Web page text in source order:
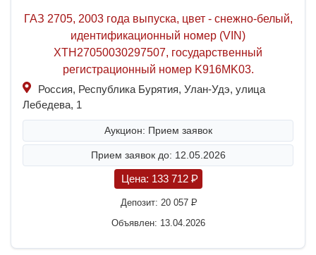
ГАЗ 2705, 2003 года выпуска, цвет - снежно-белый,
идентификационный номер (VIN)
XTH27050030297507, государственный
регистрационный номер K916MK03.
Россия, Республика Бурятия, Улан-Удэ, улица
Лебедева, 1
Аукцион: Прием заявок
Прием заявок до: 12.05.2026
Цена: 133 712 P
Депозит: 20 057P
Объявлен: 13.04.2026